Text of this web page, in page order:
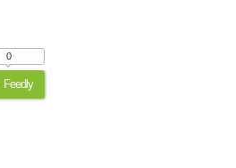
Feedly
0